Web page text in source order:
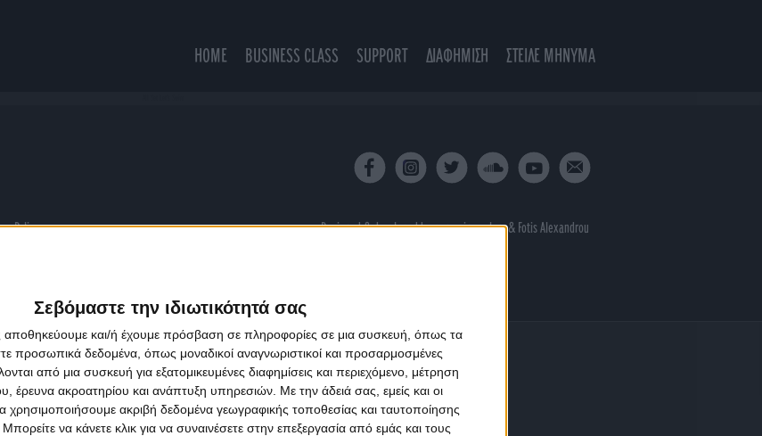
Σεβόμαστε την ιδιωτικότητά σας
αποθηκεύουμε και/ή έχουμε πρόσβαση σε πληροφορίες σε μια συσκευή, όπως τα
προσωπικά δεδομένα, όπως μοναδικοί αναγνωριστικοί και προσαρμοσμένες
από μια συσκευή για εξατομικευμένες διαφημίσεις και περιεχόμενο, μέτρηση
έρευνα ακροατηρίου και ανάπτυξη υπηρεσιών. Με την άδειά σας, εμείς και οι
χρησιμοποιήσουμε ακριβή δεδομένα γεωγραφικής τοποθεσίας και ταυτοποίησης
να κάνετε κλικ για να συναινέσετε στην επεξεργασία από εμάς και τους
HOME BUSINESS CLASS SUPPORT ΔΙΑΦΗΜΙΣΗ ΣΤΕΙΛΕ ΜΗΝΥΜΑ
Policy Designed & developed byporcupine colors& Fotis Alexandrou